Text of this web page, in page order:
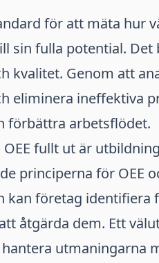
för att mäta hur
sin fulla potential.
kvalitet. Genom att
eliminera ineffektiva
förbättra arbetsflödet.
fullt ut är
principerna för OEE
kan företag
åtgärda dem. Ett
utmaningarna